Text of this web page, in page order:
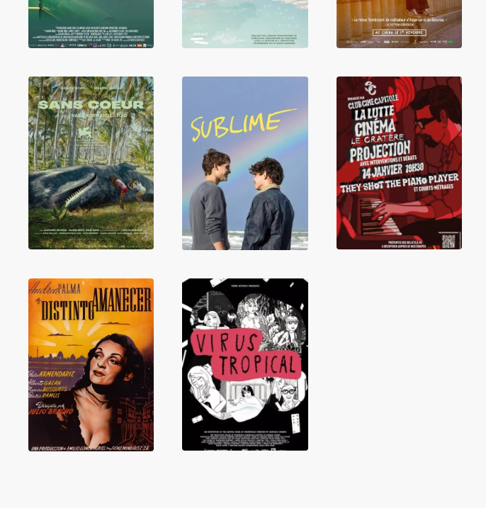
Sans coeur Sublime
They Shot The
Piano Player
Une aube
différente
Virus tropical